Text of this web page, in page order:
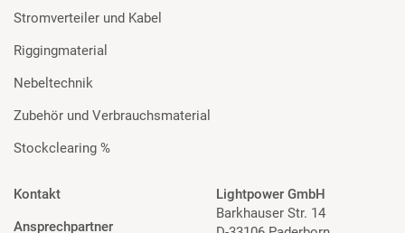
Stromverteiler und Kabel
Riggingmaterial
Nebeltechnik
Zubehör und Verbrauchsmaterial
Stockclearing %
Kontakt
Ansprechpartner
Lightpower GmbH
Barkhauser Str. 14